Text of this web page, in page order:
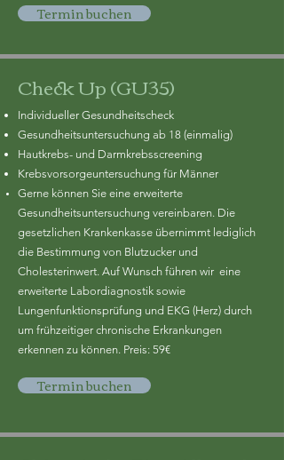
Termin buchen
Check Up (GU35)
Individueller Gesundheitscheck
Gesundheitsuntersuchung ab 18 (einmalig)
Hautkrebs- und Darmkrebsscreening
Krebsvorsorgeuntersuchung für Männer
Gerne können Sie eine erweiterte
Gesundheitsuntersuchung vereinbaren. Die
gesetzlichen Krankenkasse übernimmt lediglich
die Bestimmung von Blutzucker und
Cholesterinwert. Auf Wunsch führen wir eine
erweiterte Labordiagnostik sowie
Lungenfunktionsprüfung und EKG (Herz) durch
um frühzeitiger chronische Erkrankungen
erkennen zu können. Preis: 59€
Termin buchen